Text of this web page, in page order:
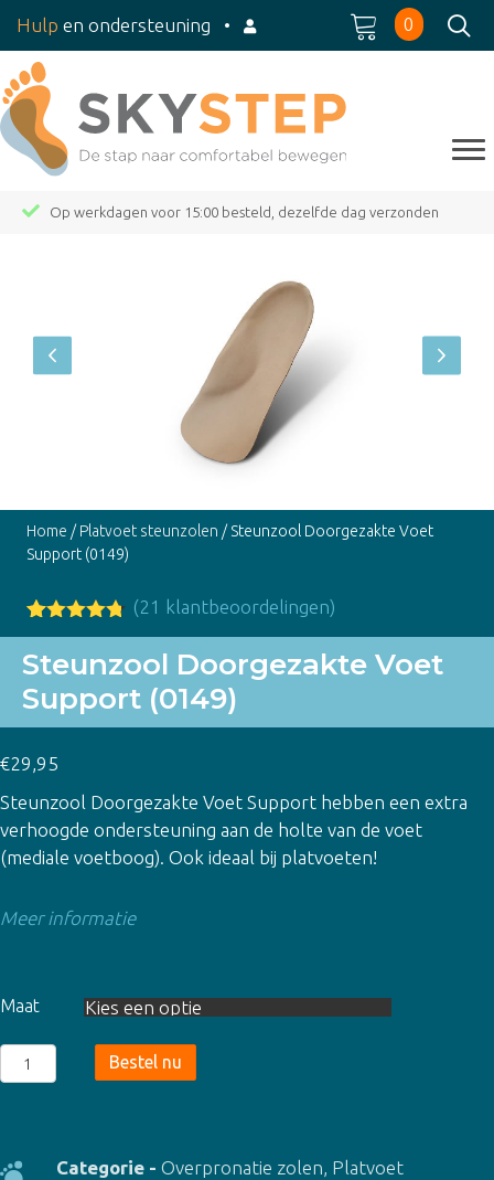
Hulp en ondersteuning • 0
Op werkdagen voor 15:00 besteld, dezelfde dag verzonden
Home / Platvoet steunzolen / Steunzool Doorgezakte Voet
Support (0149)
Gewaardeer
d4.67
5
gebaseerd
op
21
klant
waardering
(21 klantbeoordelingen)
Steunzool Doorgezakte Voet
Support (0149)
€29,95
Steunzool Doorgezakte Voet Support hebben een extra
verhoogde ondersteuning aan de holte van de voet
(mediale voetboog). Ook ideaal bij platvoeten!
Meer informatie
Maat
Steunzool
Doorgezakte
(0149)
Bestel nu
Categorie - Overpronatie zolen, Platvoet